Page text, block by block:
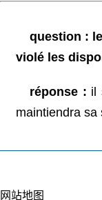
question :
violé les
réponse : il
maintiendra sa
网站地图